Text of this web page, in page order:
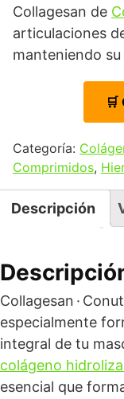
Collagesan de
articulaciones
manteniendo
Categoría:
Comprimidos,
Descripción
Collagesan ·
especialmente
integral de tu
colágeno
esencial que